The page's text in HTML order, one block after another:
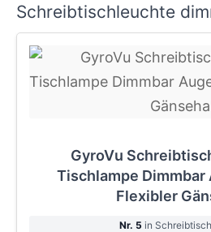
Schreibtischleuchte
GyroVu
Tischlampe
Flexibler
Nr. 5 in